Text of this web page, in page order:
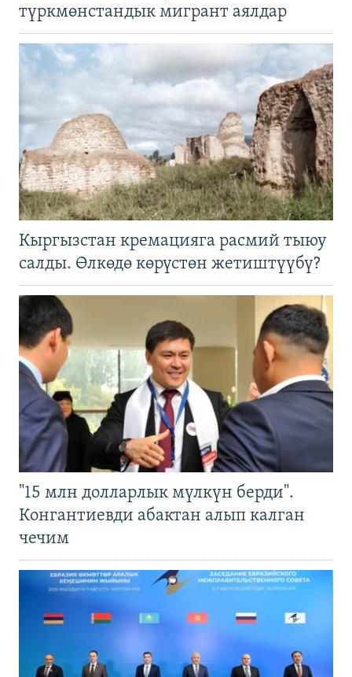
түркмөнстандык мигрант аялдар
Кыргызстан кремацияга расмий тыюу
салды. Өлкөдө көрүстөн жетиштүүбү?
"15 млн долларлык мүлкүн берди".
Конгантиевди абактан алып калган
чечим